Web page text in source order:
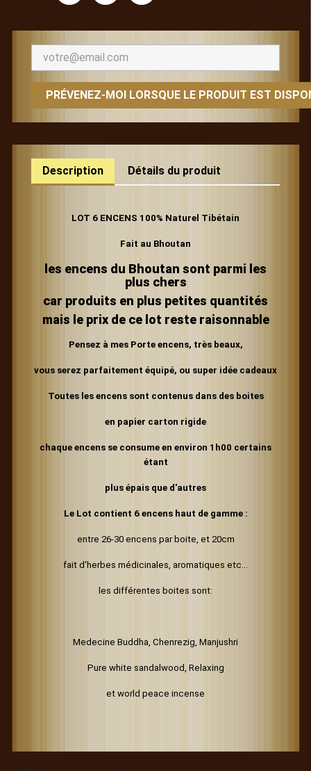
PRÉVENEZ-MOI LORSQUE LE PRODUIT EST
Description Détails du produit
LOT 6 ENCENS 100% Naturel Tibétain
Fait au Bhoutan
les encens du Bhoutan sont parmi les
plus chers
car produits en plus petites quantités
mais le prix de ce lot reste raisonnable
Pensez à mes Porte encens, très beaux,
vous serez parfaitement équipé, ou super idée cadeaux
Toutes les encens sont contenus dans des boites
en papier carton rigide
chaque encens se consume en environ 1h00 certains
étant
plus épais que d'autres
Le Lot contient 6 encens haut de gamme :
entre 26-30 encens par boite, et 20cm
fait d'herbes médicinales, aromatiques etc...
les différentes boites sont:
Medecine Buddha, Chenrezig, Manjushri
Pure white sandalwood, Relaxing
et world peace incense